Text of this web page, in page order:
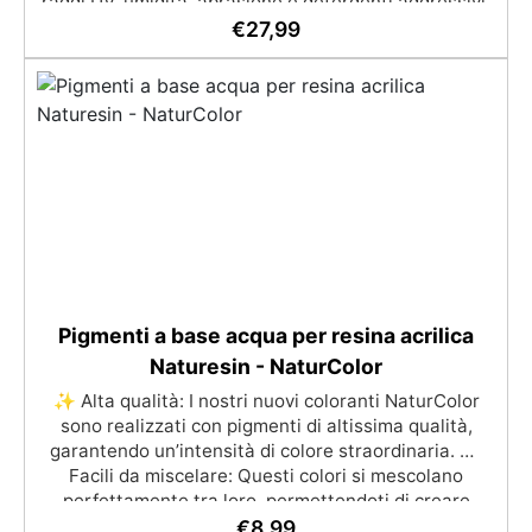
✅ Finitura satinata ed estetica elegante: Disponibile
traspirante e resistente. ✅ Facile applicazione e
manutenzione: Monocomponente, si applica
facilmente e garantisce una pulizia semplice e
€27,99
Pigmenti a base acqua per resina acrilica
Naturesin - NaturColor
✨ Alta qualità: I nostri nuovi coloranti NaturColor
sono realizzati con pigmenti di altissima qualità,
garantendo un’intensità di colore straordinaria. 🎨
Facili da miscelare: Questi colori si mescolano
perfettamente tra loro, permettendoti di creare
infiniti toni e sfumature per i tuoi progetti artistici. 🕰️